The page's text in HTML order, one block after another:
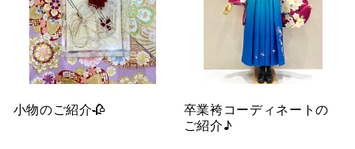
小物のご紹介🥀
卒業袴コーディネートの
ご紹介♪